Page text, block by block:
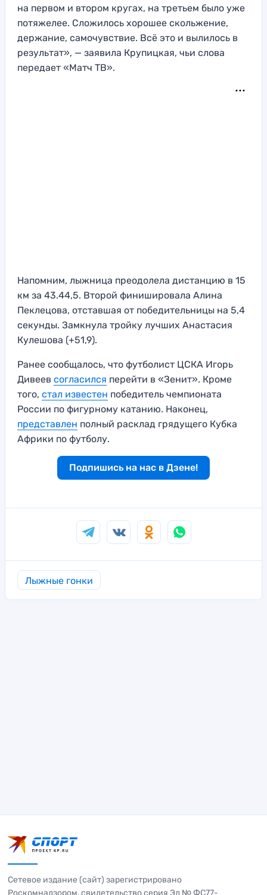
на первом и втором кругах, на третьем было уже
потяжелее. Сложилось хорошее скольжение,
держание, самочувствие. Всё это и вылилось в
результат», — заявила Крупицкая, чьи слова
передает «Матч ТВ».
Напомним, лыжница преодолела дистанцию в 15
км за 43.44,5. Второй финишировала Алина
Пеклецова, отставшая от победительницы на 5,4
секунды. Замкнула тройку лучших Анастасия
Кулешова (+51,9).
Ранее сообщалось, что футболист ЦСКА Игорь
Дивеев согласился перейти в «Зенит». Кроме
того, стал известен победитель чемпионата
России по фигурному катанию. Наконец,
представлен полный расклад грядущего Кубка
Африки по футболу.
Подпишись на нас в Дзене!
Лыжные гонки
Сетевое издание (сайт) зарегистрировано
Роскомнадзором, свидетельство серия Эл № ФС77-